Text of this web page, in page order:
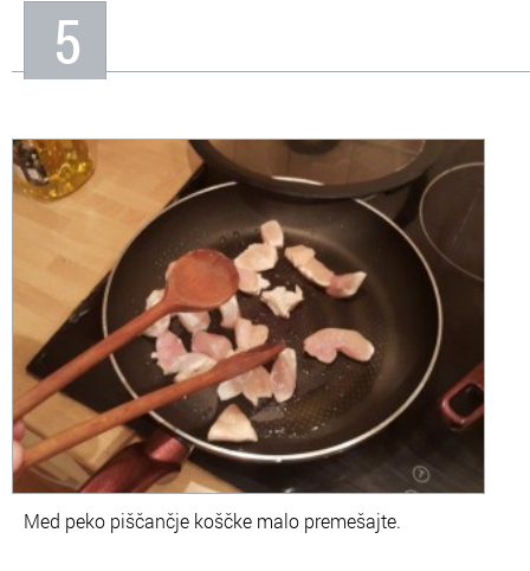
5
Med peko piščančje koščke malo premešajte.